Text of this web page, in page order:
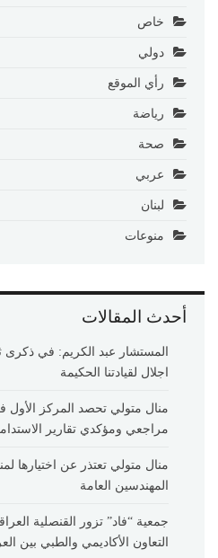
خاص
دولي
رأي الموقع
رياضة
صحة
عربي
لبنان
منوعات
أحدث المقالات
اجلال لقيادتنا الحكيمة
منال متولي تحصد المركز الأول
مراجعي ومؤكدي تقارير
منال متولي تعتذر عن اختيارها
المهندسين العامة
جمعية “فاد” تزور القنصلية
التعاون الأكاديمي والطبي بين